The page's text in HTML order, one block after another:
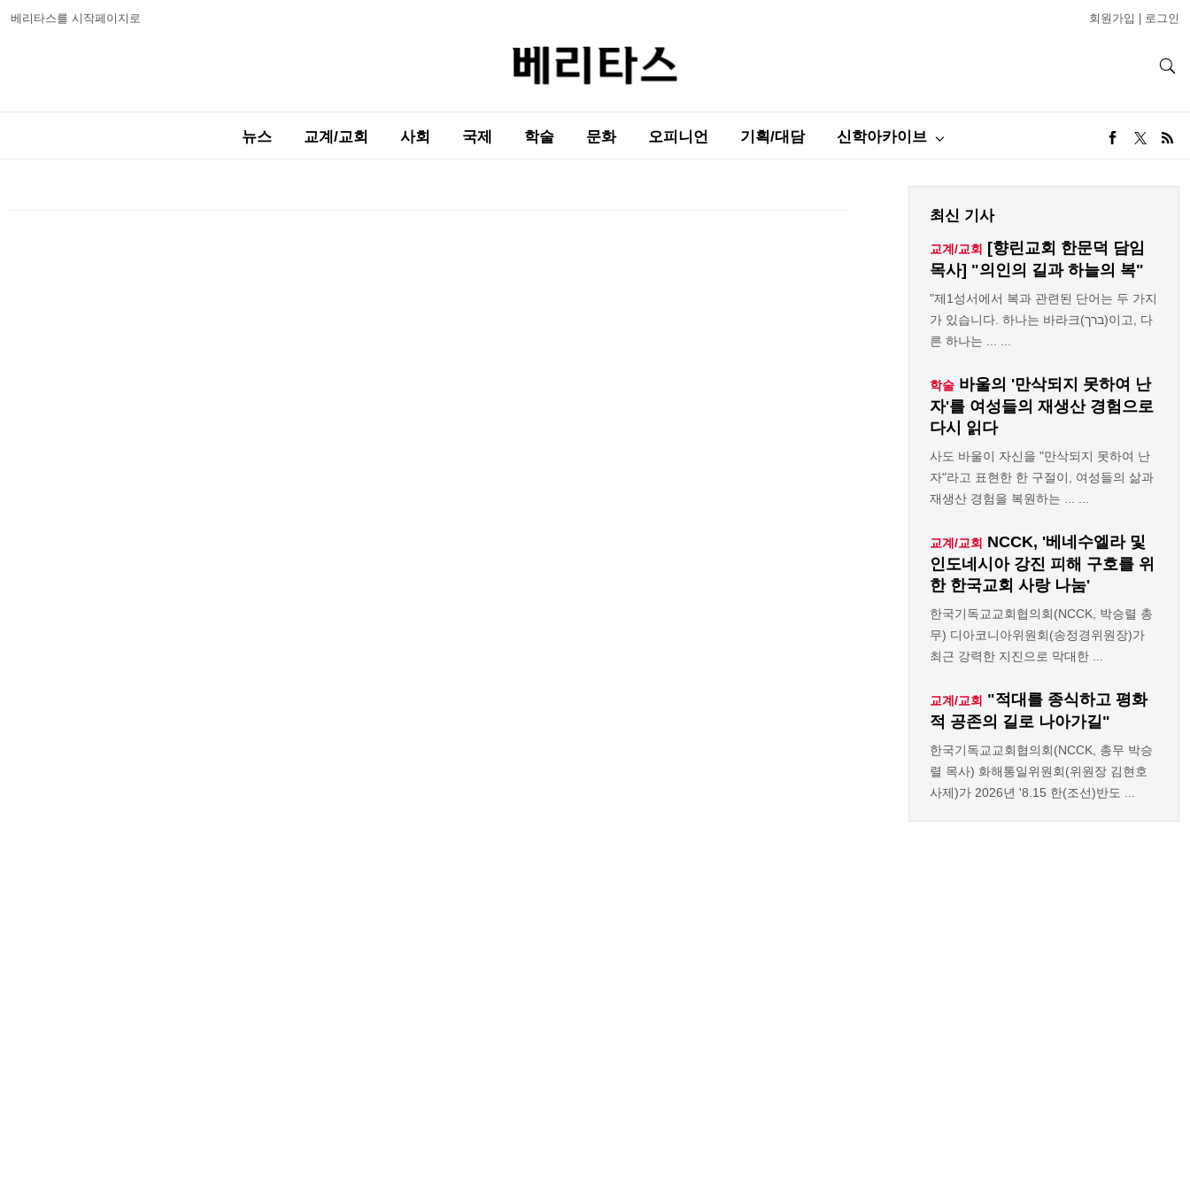
베리타스를 시작페이지로 회원가입 로그인
뉴스 교계/교회 사회 국제 학술 문화 오피니언 기획/대담 신학아카이브
최신 기사
교계/교회
[향린교회 한문덕 담임
목사] "의인의 길과 하늘의 복"
"제1성서에서 복과 관련된 단어는 두 가지
가 있습니다. 하나는 바라크(ברך)이고, 다
른 하나는 ... ...
학술 바울의 '만삭되지 못하여 난
자'를 여성들의 재생산 경험으로
다시 읽다
사도 바울이 자신을 "만삭되지 못하여 난
자"라고 표현한 한 구절이, 여성들의 삶과
재생산 경험을 복원하는 ... ...
교계/교회 NCCK, '베네수엘라 및
인도네시아 강진 피해 구호를 위
한 한국교회 사랑 나눔'
한국기독교교회협의회(NCCK, 박승렬 총
무) 디아코니아위원회(송정경위원장)가
최근 강력한 지진으로 막대한 ...
교계/교회 "적대를 종식하고 평화
적 공존의 길로 나아가길"
한국기독교교회협의회(NCCK, 총무 박승
렬 목사) 화해통일위원회(위원장 김현호
사제)가 2026년 '8.15 한(조선)반도 ...